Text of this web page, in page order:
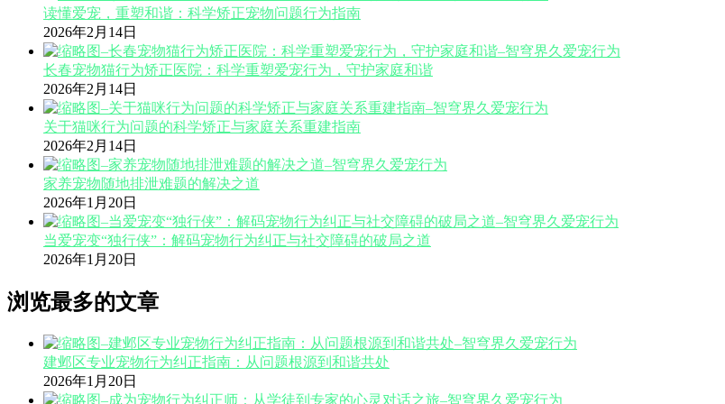
读懂爱宠，重塑和谐：科学矫正宠物问题行为指南
2026年2月14日
长春宠物猫行为矫正医院：科学重塑爱宠行为，守护家庭和谐
2026年2月14日
关于猫咪行为问题的科学矫正与家庭关系重建指南
2026年2月14日
家养宠物随地排泄难题的解决之道
2026年1月20日
当爱宠变“独行侠”：解码宠物行为纠正与社交障碍的破局之道
2026年1月20日
浏览最多的文章
建邺区专业宠物行为纠正指南：从问题根源到和谐共处
2026年1月20日